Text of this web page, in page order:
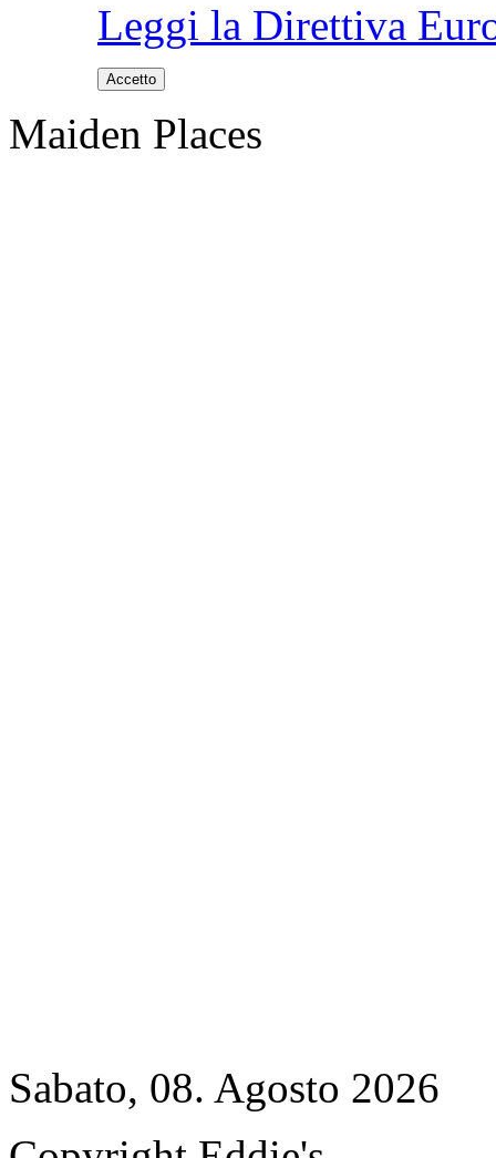
Leggi la Direttiva
Accetto
Maiden Places
Sabato, 08. Agosto 2026